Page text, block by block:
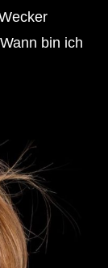
bin ich